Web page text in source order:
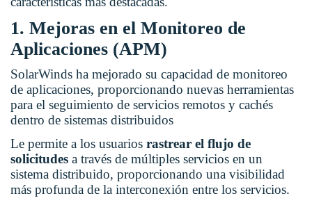
1. Mejoras en el Monitoreo de
Aplicaciones (APM)
SolarWinds ha mejorado su capacidad de monitoreo
de aplicaciones, proporcionando nuevas herramientas
para el seguimiento de servicios remotos y cachés
dentro de sistemas distribuidos
Le permite a los usuarios rastrear el flujo de
solicitudes a través de múltiples servicios en un
sistema distribuido, proporcionando una visibilidad
más profunda de la interconexión entre los servicios.